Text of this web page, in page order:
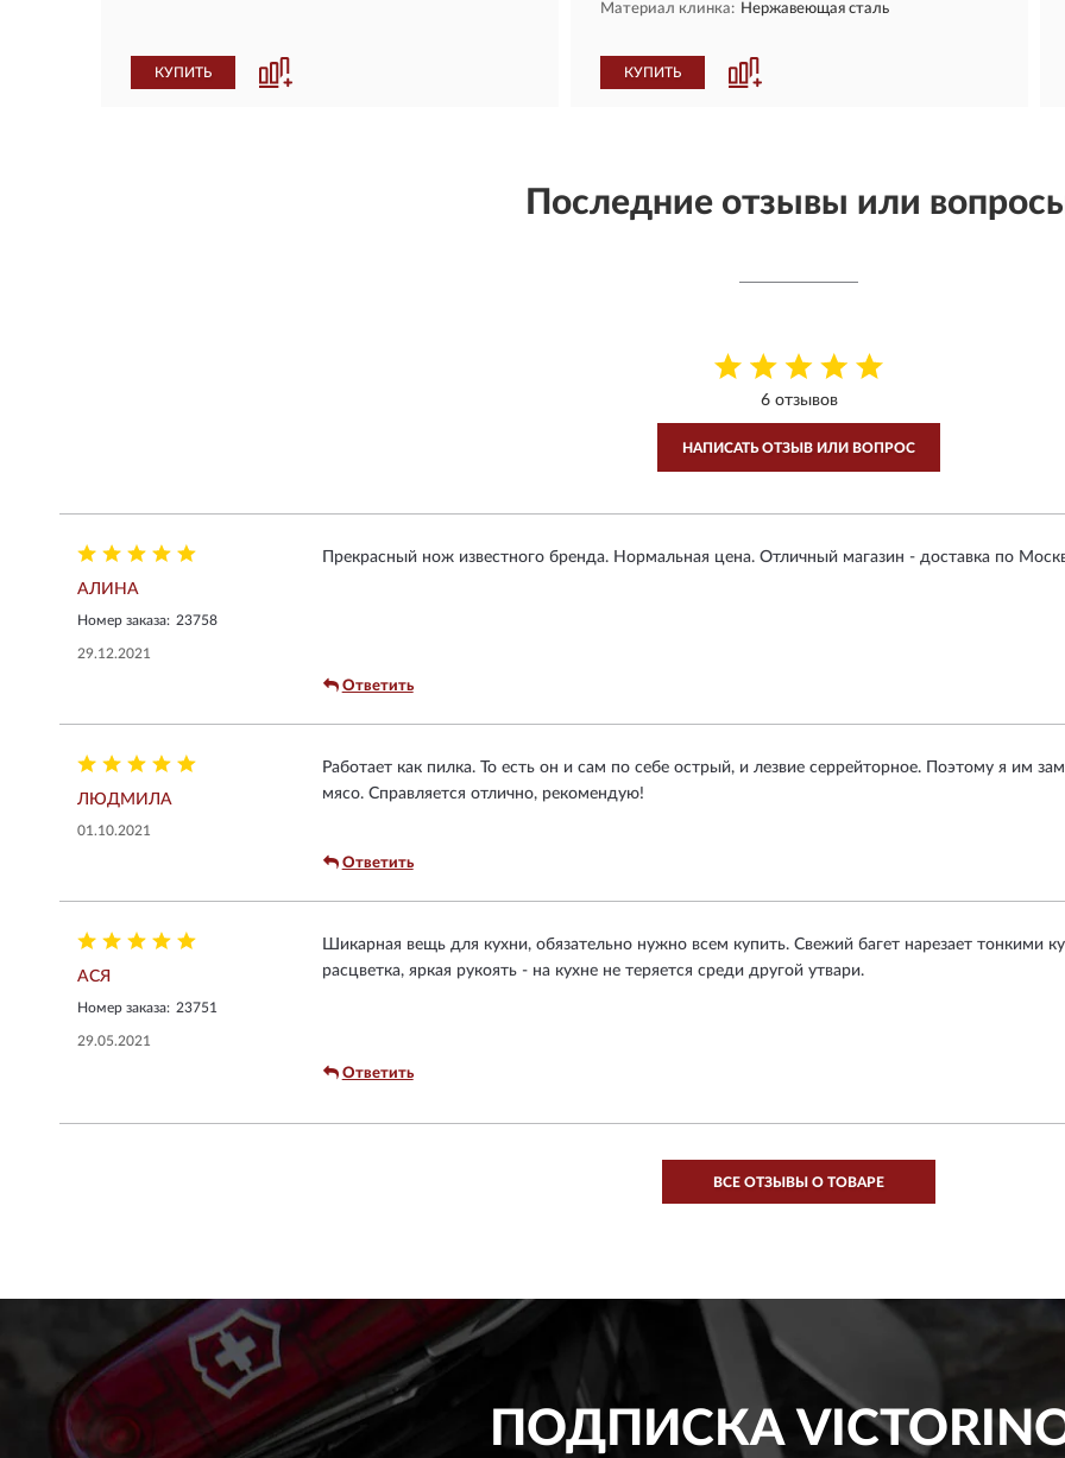
КУПИТЬ
Материал клинка: Нержавеющая сталь
КУПИТЬ
Последние отзывы или
6 отзывов
НАПИСАТЬ ОТЗЫВ ИЛИ ВОПРОС
АЛИНА
Номер заказа: 23758
29.12.2021
Прекрасный нож известного бренда. Нормальная цена. Отличный магазин - доставка по
Ответить
ЛЮДМИЛА
01.10.2021
Работает как пилка. То есть он и сам по себе острый, и лезвие серрейторное. Поэтому я им
мясо. Справляется отлично, рекомендую!
Ответить
АСЯ
Номер заказа: 23751
29.05.2021
Шикарная вещь для кухни, обязательно нужно всем купить. Свежий багет нарезает тонкими
расцветка, яркая рукоять - на кухне не теряется среди другой утвари.
Ответить
ВСЕ ОТЗЫВЫ О ТОВАРЕ
ПОДПИСКА